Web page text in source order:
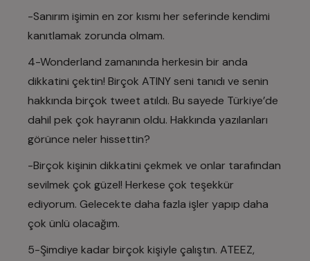
-Sanırım işimin en zor kısmı her seferinde kendimi
kanıtlamak zorunda olmam.
4-Wonderland zamanında herkesin bir anda
dikkatini çektin! Birçok ATINY seni tanıdı ve senin
hakkında birçok tweet atıldı. Bu sayede Türkiye’de
dahil pek çok hayranın oldu. Hakkında yazılanları
görünce neler hissettin?
-Birçok kişinin dikkatini çekmek ve onlar tarafından
sevilmek çok güzel! Herkese çok teşekkür
ediyorum. Gelecekte daha fazla işler yapıp daha
çok ünlü olacağım.
5-Şimdiye kadar birçok kişiyle çalıştın. ATEEZ,